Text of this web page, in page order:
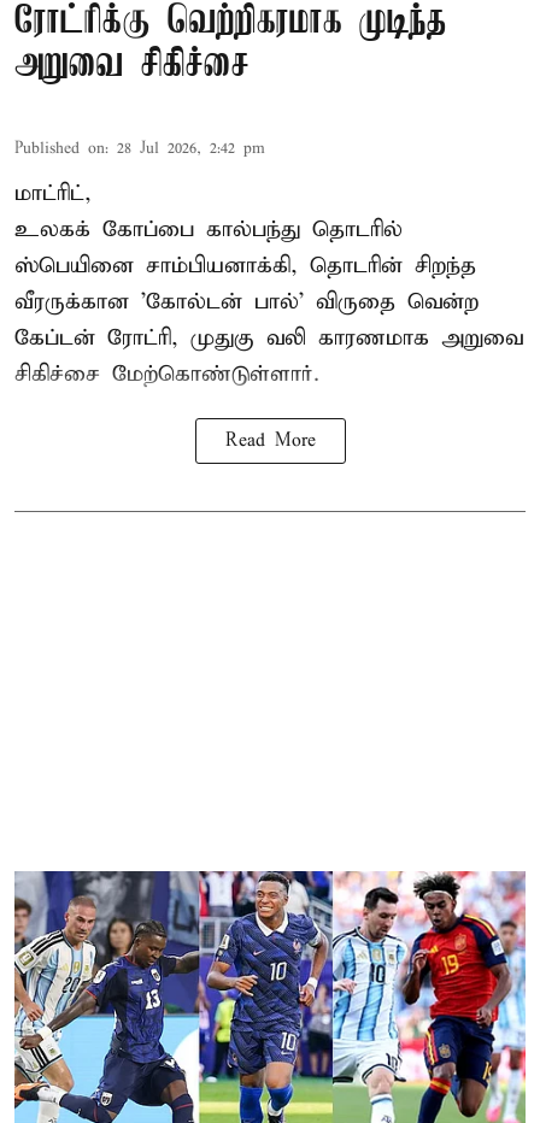
ரோட்ரிக்கு வெற்றிகரமாக முடிந்த
அறுவை சிகிச்சை
Published on: 28 Jul 2026, 2:42 pm
மாட்ரிட்,
உலகக் கோப்பை கால்பந்து தொடரில்
ஸ்பெயினை சாம்பியனாக்கி, தொடரின் சிறந்த
வீரருக்கான 'கோல்டன் பால்' விருதை வென்ற
கேப்டன் ரோட்ரி, முதுகு வலி காரணமாக அறுவை
சிகிச்சை மேற்கொண்டுள்ளார்.
Read More